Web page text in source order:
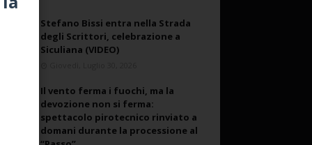
Stefano Bissi entra nella Strada
degli Scrittori, celebrazione a
Siculiana (VIDEO)
Il vento ferma i fuochi, ma la
devozione non si ferma:
spettacolo pirotecnico rinviato a
domani durante la processione al